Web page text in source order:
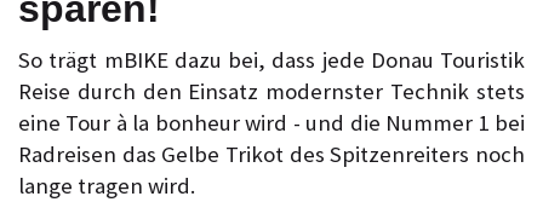
sparen!
So trägt mBIKE dazu bei, dass jede Donau Touristik
Reise durch den Einsatz modernster Technik stets
eine Tour à la bonheur wird - und die Nummer 1 bei
Radreisen das Gelbe Trikot des Spitzenreiters noch
lange tragen wird.